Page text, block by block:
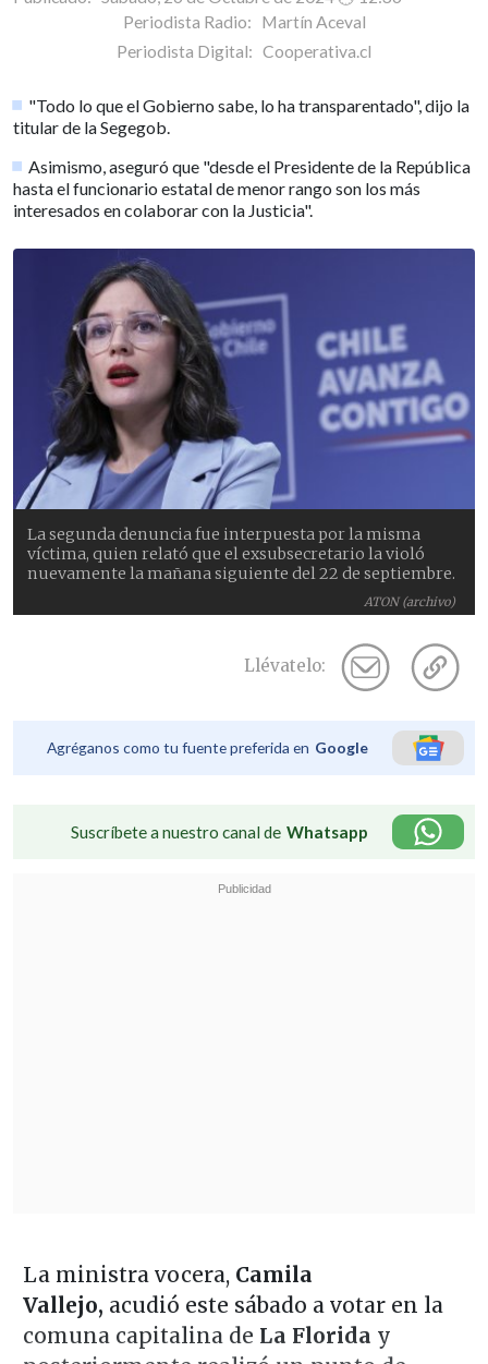
Periodista Radio: Martín Aceval
Periodista Digital: Cooperativa.cl
"Todo lo que el Gobierno sabe, lo ha transparentado", dijo la
titular de la Segegob.
Asimismo, aseguró que "desde el Presidente de la República
hasta el funcionario estatal de menor rango son los más
interesados en colaborar con la Justicia".
ATON (archivo)
La segunda denuncia fue interpuesta por la misma
víctima, quien relató que el exsubsecretario la violó
nuevamente la mañana siguiente del 22 de septiembre.
Llévatelo:
Agréganos como tu fuente preferida en Google
Suscríbete a nuestro canal de Whatsapp
La ministra vocera, Camila
Vallejo, acudió este sábado a votar en la
comuna capitalina de La Florida y